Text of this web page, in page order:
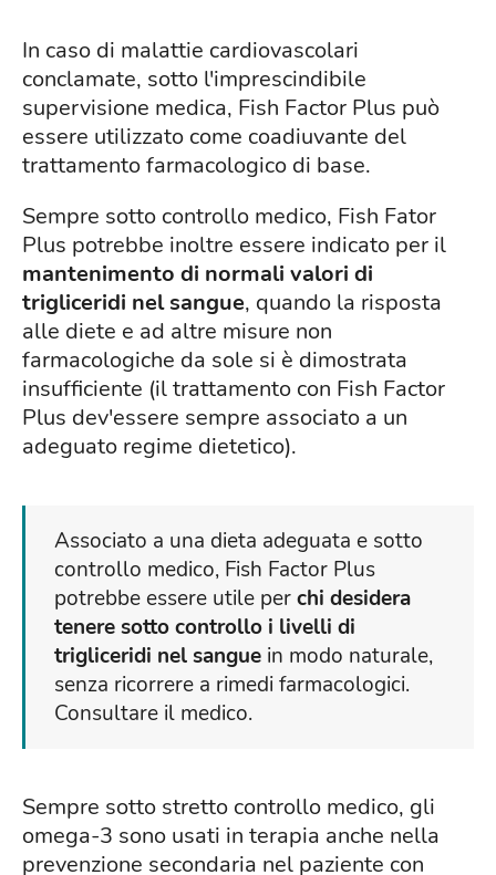
In caso di malattie cardiovascolari
conclamate, sotto l'imprescindibile
supervisione medica, Fish Factor Plus può
essere utilizzato come coadiuvante del
trattamento farmacologico di base.
Sempre sotto controllo medico, Fish Fator
Plus potrebbe inoltre essere indicato per il
mantenimento di normali valori di
trigliceridi nel sangue, quando la risposta
alle diete e ad altre misure non
farmacologiche da sole si è dimostrata
insufficiente (il trattamento con Fish Factor
Plus dev'essere sempre associato a un
adeguato regime dietetico).
Associato a una dieta adeguata e sotto
controllo medico, Fish Factor Plus
potrebbe essere utile perchi desidera
tenere sotto controllo i livelli di
trigliceridi nel sangue in modo naturale,
senza ricorrere a rimedi farmacologici.
Consultare il medico.
Sempre sotto stretto controllo medico, gli
omega-3 sono usati in terapia anche nella
prevenzione secondaria nel paziente con